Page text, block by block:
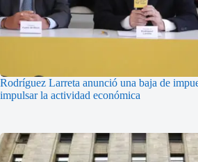
Rodríguez Larreta anunció una baja de
impulsar la actividad económica